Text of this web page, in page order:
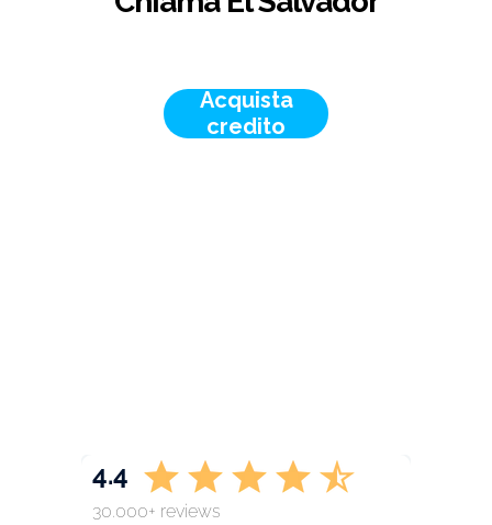
Acquista
credito
4.4
30.000+ reviews